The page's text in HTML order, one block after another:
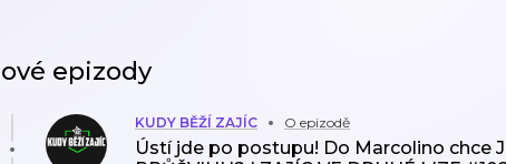
epizody
KUDY BĚŽÍ ZAJÍC O epizodě
Ústí jde po postupu! Do Marcolino chce